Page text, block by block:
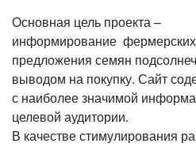
Основная цель проекта –
информирование фермерских
предложения семян
выводом на покупку. Сайт
с наиболее значимой
целевой аудитории.
В качестве стимулирования